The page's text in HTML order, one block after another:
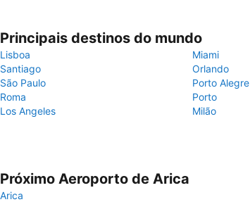
Principais destinos do mundo
Lisboa
Miami
Santiago
Orlando
São Paulo
Porto Alegre
Roma
Porto
Los Angeles
Milão
Próximo Aeroporto de Arica
Arica